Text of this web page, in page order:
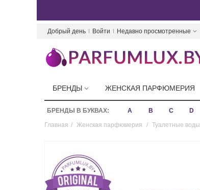
Добрый день Войти Недавно просмотренные
БРЕНДЫ ЖЕНСКАЯ ПАРФЮМЕРИЯ
БРЕНДЫ В БУКВАХ: A B C D
Главная / Женская парфюмерия / Туалетные воды